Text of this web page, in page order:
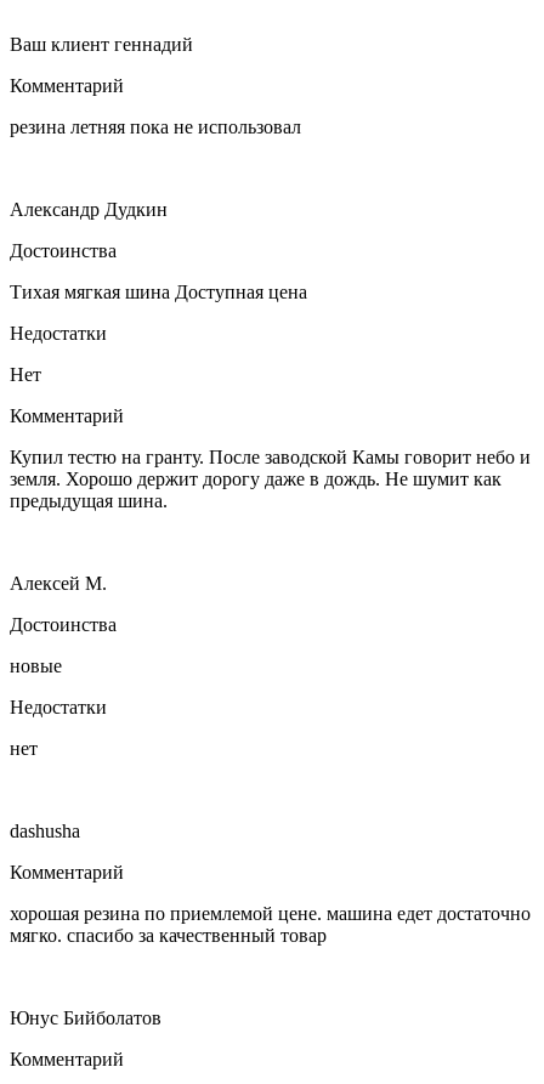
Ваш клиент геннадий
Комментарий
резина летняя пока не использовал
Александр Дудкин
Достоинства
Тихая мягкая шина Доступная цена
Недостатки
Нет
Комментарий
Купил тестю на гранту. После заводской Камы говорит небо и
земля. Хорошо держит дорогу даже в дождь. Не шумит как
предыдущая шина.
Алексей М.
Достоинства
новые
Недостатки
нет
dashusha
Комментарий
хорошая резина по приемлемой цене. машина едет достаточно
мягко. спасибо за качественный товар
Юнус Бийболатов
Комментарий